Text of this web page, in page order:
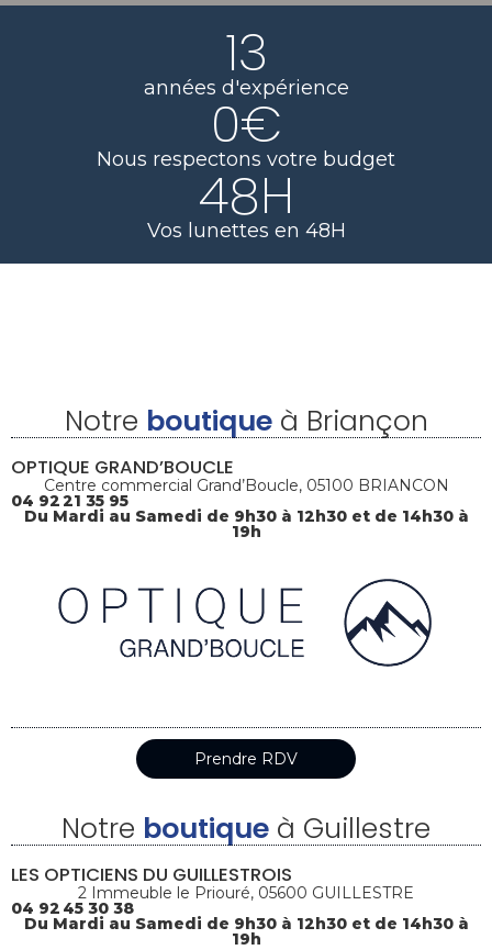
années d'expérience
13
Nous respectons votre budget
0€
Vos lunettes en 48H
48H
Notre boutiqueà Briançon
OPTIQUE GRAND’BOUCLE
Centre commercial Grand’Boucle, 05100 BRIANCON
04 92 21 35 95
Du Mardi au Samedi de 9h30 à 12h30 et de 14h30 à
19h
Prendre RDV
Notre boutique à Guillestre
LES OPTICIENS DU GUILLESTROIS
2 Immeuble le Priouré, 05600 GUILLESTRE
04 92 45 30 38
Du Mardi au Samedi de 9h30 à 12h30 et de 14h30 à
19h